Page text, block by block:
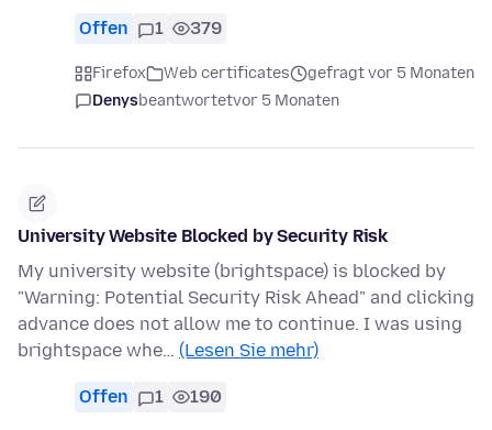
Offen 1 379
Firefox Web certificates
gefragt vor 5 Monaten
Denysbeantwortetvor 5 Monaten
University Website Blocked by Security Risk
My university website (brightspace) is blocked by
"Warning: Potential Security Risk Ahead" and clicking
advance does not allow me to continue. I was using
brightspace whe… (Lesen Sie mehr)
Offen 1 190